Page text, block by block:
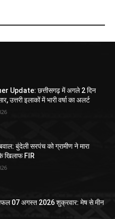
Update: छत्तीसगढ़ में अगले 2 दिन
उत्तरी इलाकों में भारी वर्षा का अलर्ट
बुंदेली सरपंच को ग्रामीण ने मारा
खिलाफ FIR
07 अगस्त 2026 शुक्रवार: मेष से मीन